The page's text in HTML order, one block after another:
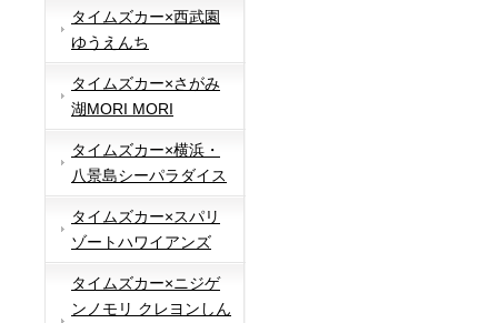
タイムズカー×西武園
ゆうえんち
タイムズカー×さがみ
湖MORI MORI
タイムズカー×横浜・
八景島シーパラダイス
タイムズカー×スパリ
ゾートハワイアンズ
タイムズカー×ニジゲ
ンノモリ クレヨンしん